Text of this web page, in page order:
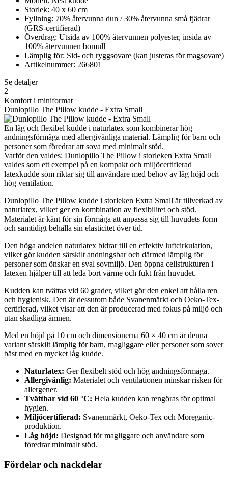
Storlek: 40 x 60 cm
Fyllning: 70% återvunna dun / 30% återvunna små fjädrar
(GRS-certifierad)
Överdrag: Utsida av 100% återvunnen polyester, insida av
100% återvunnen bomull
Lämplig för: Sid- och ryggsovare (kan justeras för magsovare)
Artikelnummer: 266801
Se detaljer
2
Komfort i miniformat
Dunlopillo The Pillow kudde - Extra Small
En låg och flexibel kudde i naturlatex som kombinerar hög
andningsförmåga med allergivänliga material. Lämplig för barn och
personer som föredrar att sova med minimalt stöd.
Varför den valdes: Dunlopillo The Pillow i storleken Extra Small
valdes som ett exempel på en kompakt och miljöcertifierad
latexkudde som riktar sig till användare med behov av låg höjd och
hög ventilation.
Dunlopillo The Pillow kudde i storleken Extra Small är tillverkad av
naturlatex, vilket ger en kombination av flexibilitet och stöd.
Materialet är känt för sin förmåga att anpassa sig till huvudets form
och samtidigt behålla sin elasticitet över tid.
Den höga andelen naturlatex bidrar till en effektiv luftcirkulation,
vilket gör kudden särskilt andningsbar och därmed lämplig för
personer som önskar en sval sovmiljö. Den öppna cellstrukturen i
latexen hjälper till att leda bort värme och fukt från huvudet.
Kudden kan tvättas vid 60 grader, vilket gör den enkel att hålla ren
och hygienisk. Den är dessutom både Svanenmärkt och Oeko-Tex-
certifierad, vilket visar att den är producerad med fokus på miljö och
utan skadliga ämnen.
Med en höjd på 10 cm och dimensionerna 60 × 40 cm är denna
variant särskilt lämplig för barn, magliggare eller personer som sover
bäst med en mycket låg kudde.
Naturlatex: Ger flexibelt stöd och hög andningsförmåga.
Allergivänlig: Materialet och ventilationen minskar risken för
allergener.
Tvättbar vid 60 °C: Hela kudden kan rengöras för optimal
hygien.
Miljöcertifierad: Svanenmärkt, Oeko-Tex och Moreganic-
produktion.
Låg höjd: Designad för magliggare och användare som
föredrar minimalt stöd.
Fördelar och nackdelar